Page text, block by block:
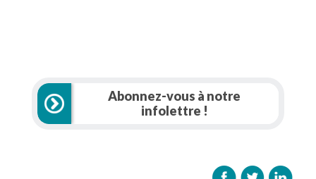
Abonnez-vous à notre
infolettre !